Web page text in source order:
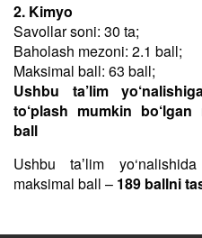
2. Kimyo
Savollar soni: 30 ta;
Baholash mezoni: 2.1 ball;
Maksimal ball: 63 ball;
Ushbu ta’lim
to‘plash mumkin
ball
Ushbu taʼlim
maksimal ball – 189 ballni